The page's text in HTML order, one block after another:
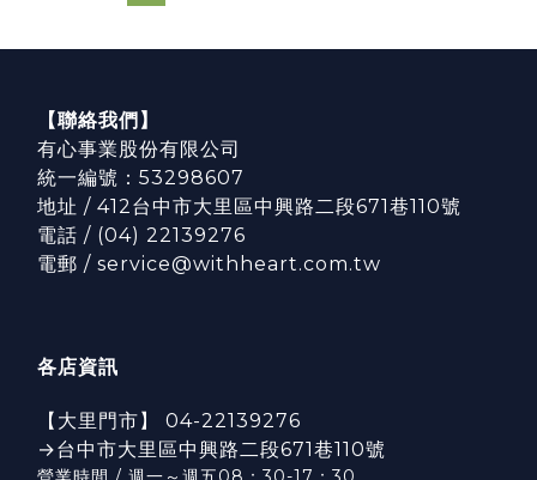
【聯絡我們】
有心事業股份有限公司
統一編號：53298607
地址 / 412台中市大里區中興路二段671巷110號
電話 / (04) 22139276
電郵 / service@withheart.com.tw
各店資訊
【大里門市】 04-22139276
→台中市大里區中興路二段671巷110號